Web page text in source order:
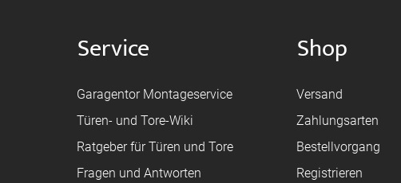
Service
Garagentor Montageservice
Türen- und Tore-Wiki
Ratgeber für Türen und Tore
Fragen und Antworten
Shop
Versand
Zahlungsarten
Bestellvorgang
Registrieren